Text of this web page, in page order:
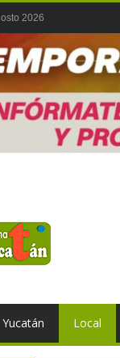
2026
Yucatán Local